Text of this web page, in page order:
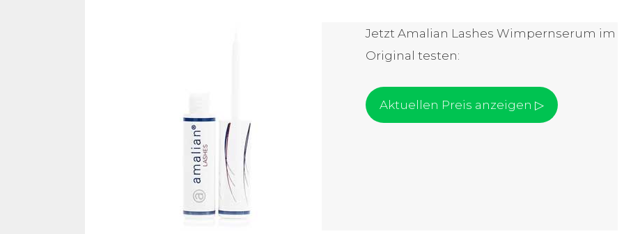
Jetzt Amalian Lashes Wimpernserum im
Original testen:
Aktuellen Preis anzeigen ▷